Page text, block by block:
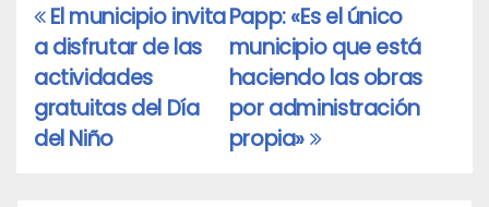
Navegación
de
entradas
Papp: «Es el único
municipio que está
haciendo las obras
por administración
propia»
El municipio invita
a disfrutar de las
actividades
gratuitas del Día
del Niño